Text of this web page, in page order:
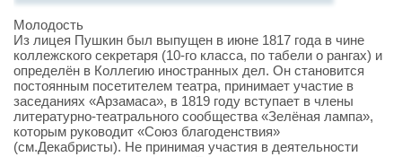
Молодость
Из лицея Пушкин был выпущен в июне 1817 года в чине
коллежского секретаря (10-го класса, по табели о рангах) и
определён в Коллегию иностранных дел. Он становится
постоянным посетителем театра, принимает участие в
заседаниях «Арзамаса», в 1819 году вступает в члены
литературно-театрального сообщества «Зелёная лампа»,
которым руководит «Союз благоденствия»
(см.Декабристы). Не принимая участия в деятельности